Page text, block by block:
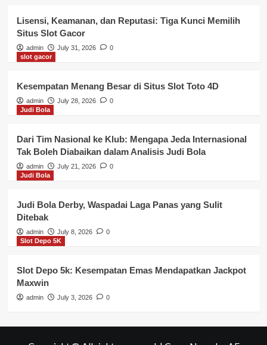
Lisensi, Keamanan, dan Reputasi: Tiga Kunci Memilih
Situs Slot Gacor
admin July 31, 2026
0
slot gacor
Kesempatan Menang Besar di Situs Slot Toto 4D
admin July 28, 2026
0
Judi Bola
Dari Tim Nasional ke Klub: Mengapa Jeda Internasional
Tak Boleh Diabaikan dalam Analisis Judi Bola
admin July 21, 2026
0
Judi Bola
Judi Bola Derby, Waspadai Laga Panas yang Sulit
Ditebak
admin July 8, 2026
0
Slot Depo 5K
Slot Depo 5k: Kesempatan Emas Mendapatkan Jackpot
Maxwin
admin July 3, 2026 0